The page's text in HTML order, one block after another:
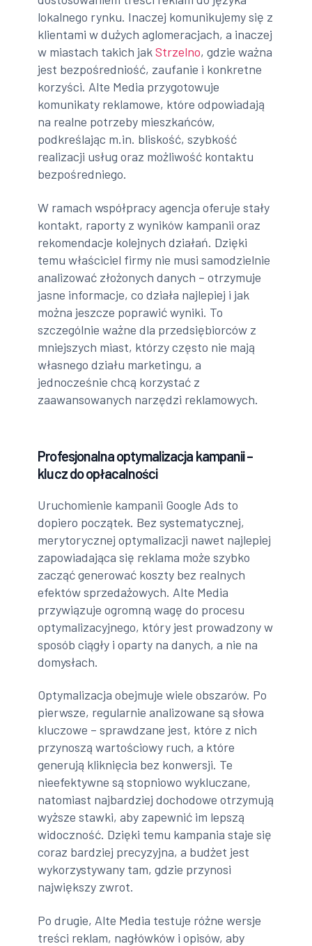
lokalnego rynku. Inaczej komunikujemy się z
klientami w dużych aglomeracjach, a inaczej
w miastach takich jakStrzelno, gdzie ważna
jest bezpośredniość, zaufanie i konkretne
korzyści. Alte Media przygotowuje
komunikaty reklamowe, które odpowiadają
na realne potrzeby mieszkańców,
podkreślając m.in. bliskość, szybkość
realizacji usług oraz możliwość kontaktu
bezpośredniego.
W ramach współpracy agencja oferuje stały
kontakt, raporty z wyników kampanii oraz
rekomendacje kolejnych działań. Dzięki
temu właściciel firmy nie musi samodzielnie
analizować złożonych danych – otrzymuje
jasne informacje, co działa najlepiej i jak
można jeszcze poprawić wyniki. To
szczególnie ważne dla przedsiębiorców z
mniejszych miast, którzy często nie mają
własnego działu marketingu, a
jednocześnie chcą korzystać z
zaawansowanych narzędzi reklamowych.
Profesjonalna optymalizacja kampanii –
klucz do opłacalności
Uruchomienie kampanii Google Ads to
dopiero początek. Bez systematycznej,
merytorycznej optymalizacji nawet najlepiej
zapowiadająca się reklama może szybko
zacząć generować koszty bez realnych
efektów sprzedażowych. Alte Media
przywiązuje ogromną wagę do procesu
optymalizacyjnego, który jest prowadzony w
sposób ciągły i oparty na danych, a nie na
domysłach.
Optymalizacja obejmuje wiele obszarów. Po
pierwsze, regularnie analizowane są słowa
kluczowe – sprawdzane jest, które z nich
przynoszą wartościowy ruch, a które
generują kliknięcia bez konwersji. Te
nieefektywne są stopniowo wykluczane,
natomiast najbardziej dochodowe otrzymują
wyższe stawki, aby zapewnić im lepszą
widoczność. Dzięki temu kampania staje się
coraz bardziej precyzyjna, a budżet jest
wykorzystywany tam, gdzie przynosi
największy zwrot.
Po drugie, Alte Media testuje różne wersje
treści reklam, nagłówków i opisów, aby